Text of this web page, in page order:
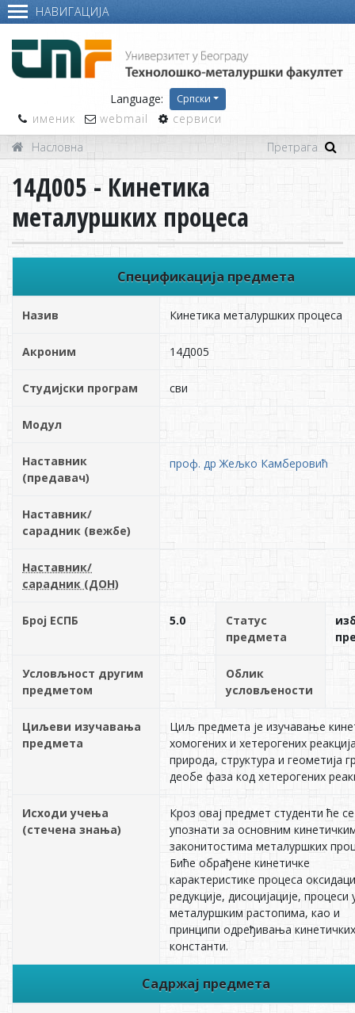
НАВИГАЦИЈА
Language: Српски
именик webmail
сервиси
Насловна
14Д005 - Кинетика
металуршких процеса
Спецификација предмета
Назив Кинетика металуршких процеса
Акроним 14Д005
Студијски програм сви
Модул
Наставник
(предавач)
проф. др Жељко Камберовић
Наставник/
сарадник (вежбе)
Наставник/
сарадник (ДОН)
Број ЕСПБ 5.0
Статус
предмета
Условљност другим
предметом
Облик
условљености
Циљеви изучавања
предмета
Циљ предмета је изучавање
хомогених и хетерогених
природа, структура и геометија
деобе фаза код хетерогених
Исходи учења
(стечена знања)
Кроз овај предмет студенти ће се
упознати за основним
законитостима металуршких
Биће обрађене кинетичке
карактеристике процеса
редукције, дисоцијације, процеси
металуршким растопима, као и
принципи одређивања кинетичких
константи.
Садржај предмета